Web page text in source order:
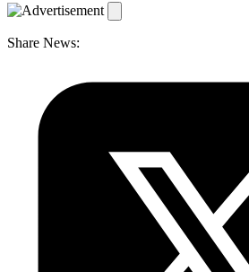
Share News: